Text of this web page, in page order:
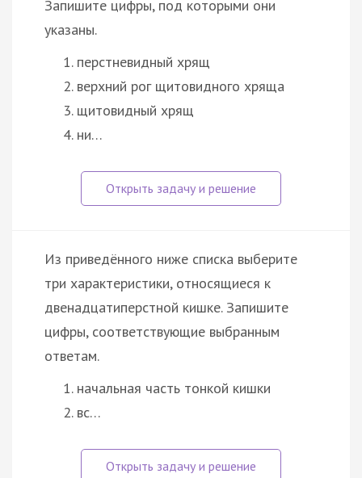
Запишите цифры, под которыми они
указаны.
перстневидный хрящ
верхний рог щитовидного хряща
щитовидный хрящ
ни…
Из приведённого ниже списка выберите
три характеристики, относящиеся к
двенадцатиперстной кишке. Запишите
цифры, соответствующие выбранным
ответам.
начальная часть тонкой кишки
вс…